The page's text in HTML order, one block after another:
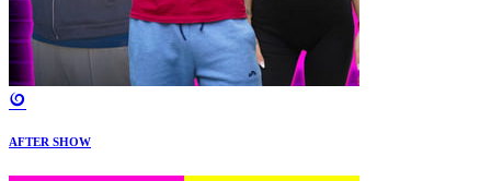
AFTER SHOW